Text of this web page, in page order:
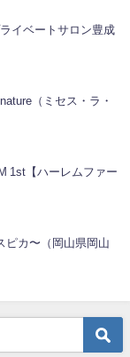
イベートサロン豊成
（ミセス・ラ・
1st【ハーレムファー
カ〜（岡山県岡山